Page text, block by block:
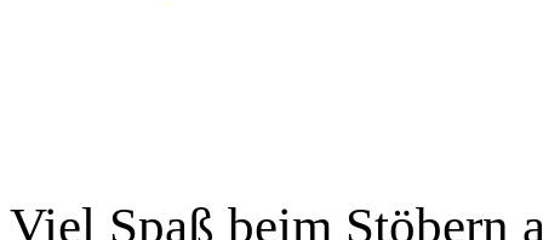
Viel Spaß beim Stöbern